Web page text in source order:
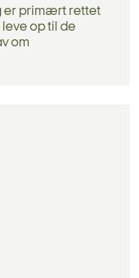
er primært rettet
op til de
om